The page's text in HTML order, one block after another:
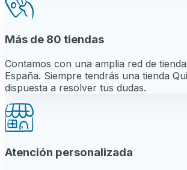
Más de 80 tiendas
Contamos con una amplia red de
España. Siempre tendrás una tienda
dispuesta a resolver tus dudas.
Atención personalizada